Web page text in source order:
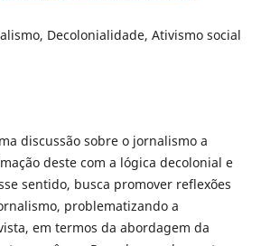
Decolonialidade, Ativismo social
discussão sobre o jornalismo a
deste com a lógica decolonial e
sentido, busca promover reflexões
problematizando a
em termos da abordagem da